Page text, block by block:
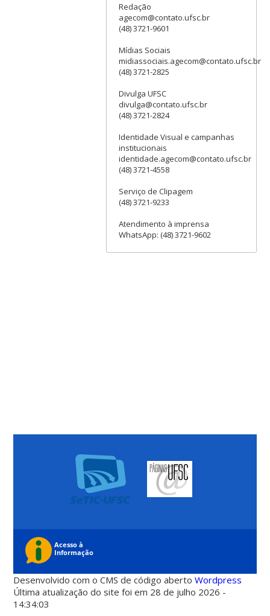
Redação
agecom@contato.ufsc.br
(48) 3721-9601
Mídias Sociais
midiassociais.agecom@contato.ufsc.br
(48) 3721-2825
Divulga UFSC
divulga@contato.ufsc.br
(48) 3721-2824
Identidade Visual e campanhas
institucionais
identidade.agecom@contato.ufsc.br
(48) 3721-4558
Serviço de Clipagem
(48) 3721-9233
Atendimento à imprensa
WhatsApp: (48) 3721-9602
Desenvolvido com o CMS de código abertoWordpress
Última atualização do site foi em 28 de julho 2026 -
14:34:03